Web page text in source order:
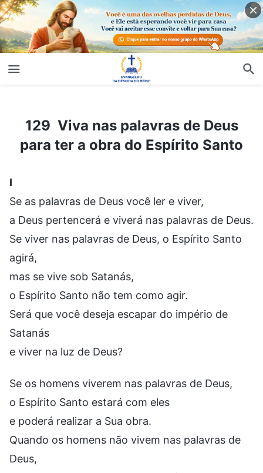
129 Viva nas palavras de Deus
para ter a obra do Espírito Santo
I
Se as palavras de Deus você ler e viver,
a Deus pertencerá e viverá nas palavras de Deus.
Se viver nas palavras de Deus, o Espírito Santo
agirá,
mas se vive sob Satanás,
o Espírito Santo não tem como agir.
Será que você deseja escapar do império de
Satanás
e viver na luz de Deus?
Se os homens viverem nas palavras de Deus,
o Espírito Santo estará com eles
e poderá realizar a Sua obra.
Quando os homens não vivem nas palavras de
Deus,